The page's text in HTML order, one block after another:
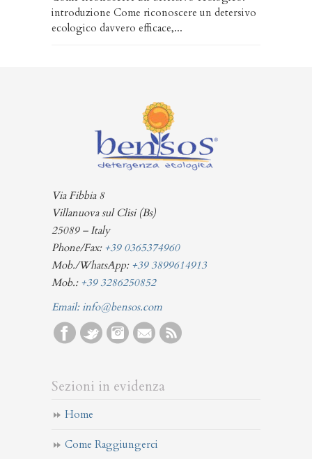
introduzione Come riconoscere un detersivo
ecologico davvero efficace,...
Via Fibbia 8
Villanuova sul Clisi (Bs)
25089 – Italy
Phone/Fax: +39 0365374960
Mob./WhatsApp: +39 3899614913
Mob.: +39 3286250852
Email:info@bensos.com
Sezioni in evidenza
Home
Come Raggiungerci